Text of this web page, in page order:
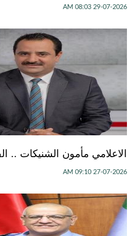
29-07-2026 08:03 AM
الاعلامي مأمون الشنيكات
27-07-2026 09:10 AM